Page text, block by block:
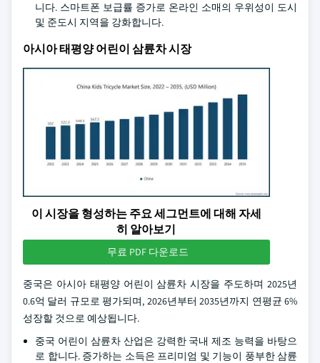
니다. 스마트폰 보급률 증가로 온라인 소매의 우위성이 도시
및 준도시 지역을 강화합니다.
아시아 태평양 어린이 삼륜차 시장
이 시장을 형성하는 주요 세그먼트에 대해 자세
히 알아보기
무료 PDF 다운로드
중국은 아시아 태평양 어린이 삼륜차 시장을 주도하며 2025년
0.6억 달러 규모로 평가되며, 2026년부터 2035년까지 연평균 6%
성장할 것으로 예상됩니다.
중국 어린이 삼륜차 산업은 강력한 국내 제조 능력을 바탕으
로 합니다. 증가하는 소득은 프리미엄 및 기능이 풍부한 삼륜